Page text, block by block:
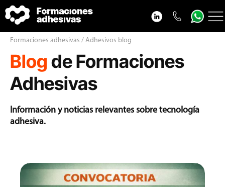
Cursos adhesivos
Adhesivos blog
VideoPodcast adhesivos
Nosotros
Contacto
Formaciones adhesivas / Adhesivos blog
Blog de Formaciones
Adhesivas
Información y noticias relevantes sobre tecnología
adhesiva.